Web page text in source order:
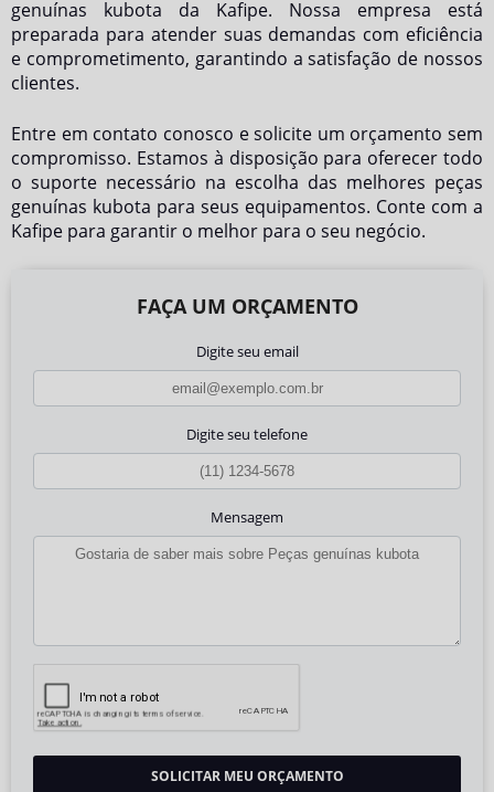
genuínas kubota da Kafipe. Nossa empresa está
preparada para atender suas demandas com eficiência
e comprometimento, garantindo a satisfação de nossos
clientes.
Entre em contato conosco e solicite um orçamento sem
compromisso. Estamos à disposição para oferecer todo
o suporte necessário na escolha das melhores peças
genuínas kubota para seus equipamentos. Conte com a
Kafipe para garantir o melhor para o seu negócio.
FAÇA UM ORÇAMENTO
Digite seu email
Digite seu telefone
Mensagem
SOLICITAR MEU ORÇAMENTO